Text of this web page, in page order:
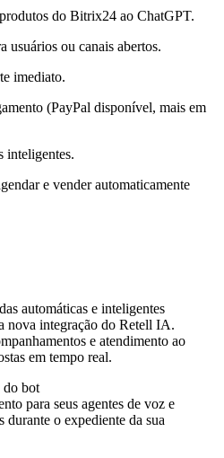
do Bitrix24 ao ChatGPT.
usuários ou canais abertos.
imediato.
(PayPal disponível, mais em
inteligentes.
e vender automaticamente
automáticas e inteligentes
nova integração do Retell IA.
e atendimento ao
em tempo real.
do bot
para seus agentes de voz e
durante o expediente da sua